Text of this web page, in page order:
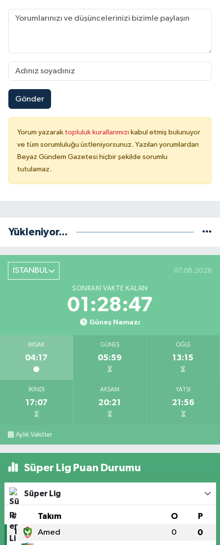
Gönder
Yorum yazarak topluluk kurallarımızı kabul etmiş bulunuyor
ve tüm sorumluluğu üstleniyorsunuz. Yazılan yorumlardan
Beyaz Gündem Gazetesi hiçbir şekilde sorumlu
tutulamaz.
Yükleniyor...
İSTANBUL 07.08.2026
SONRAKI VAKTE KALAN
01:28:46
Güneş Namazı
İMSAK
04:17
GÜNEŞ
05:59
ÖĞLE
13:15
İKINDI
17:07
AKŞAM
20:21
YATSI
21:56
Aylık Vakitler
Süper Lig Puan Durumu
Süper Lig
# Takım O P
1 Amed 0 0